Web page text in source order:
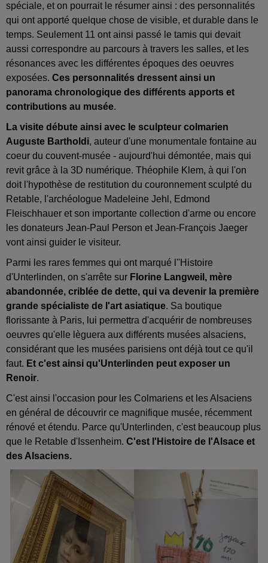
spéciale, et on pourrait le résumer ainsi : des personnalités
qui ont apporté quelque chose de visible, et durable dans le
temps. Seulement 11 ont ainsi passé le tamis qui devait
aussi correspondre au parcours à travers les salles, et les
résonances avec les différentes époques des oeuvres
exposées. Ces personnalités dressent ainsi un
panorama chronologique des différents apports et
contributions au musée.
La visite débute ainsi avec le sculpteur colmarien
Auguste Bartholdi, auteur d'une monumentale fontaine au
coeur du couvent-musée - aujourd'hui démontée, mais qui
revit grâce à la 3D numérique. Théophile Klem, à qui l'on
doit l'hypothèse de restitution du couronnement sculpté du
Retable, l'archéologue Madeleine Jehl, Edmond
Fleischhauer et son importante collection d'arme ou encore
les donateurs Jean-Paul Person et Jean-François Jaeger
vont ainsi guider le visiteur.
Parmi les rares femmes qui ont marqué l''Histoire
d'Unterlinden, on s'arrête sur Florine Langweil, mère
abandonnée, criblée de dette, qui va devenir la première
grande spécialiste de l'art asiatique. Sa boutique
florissante à Paris, lui permettra d'acquérir de nombreuses
oeuvres qu'elle lèguera aux différents musées alsaciens,
considérant que les musées parisiens ont déjà tout ce qu'il
faut. Et c'est ainsi qu'Unterlinden peut exposer un
Renoir.
C'est ainsi l'occasion pour les Colmariens et les Alsaciens
en général de découvrir ce magnifique musée, récemment
rénové et étendu. Parce qu'Unterlinden, c'est beaucoup plus
que le Retable d'Issenheim. C'est l'Histoire de l'Alsace et
des Alsaciens.